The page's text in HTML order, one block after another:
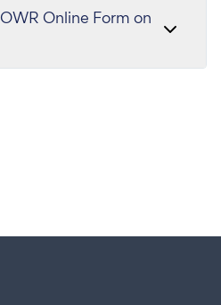
Online Form on